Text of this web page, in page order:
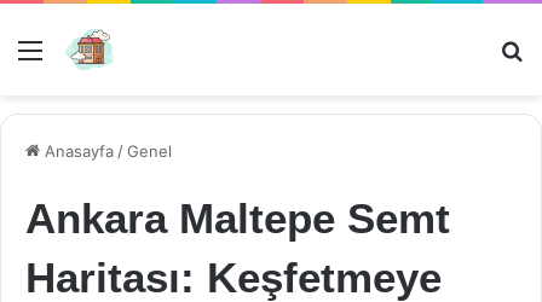
Menü
Anasayfa /Genel
Ankara Maltepe Semt
Haritası: Keşfetmeye